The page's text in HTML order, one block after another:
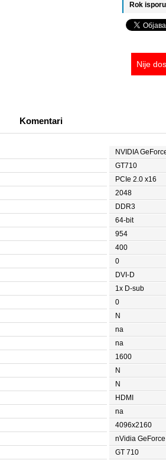
Rok
Nije
Komentari
NVIDIA
GT710
PCIe 2.0 x16
2048
DDR3
64-bit
954
400
0
DVI-D
1x D-sub
0
N
na
na
1600
N
N
HDMI
na
4096x2160
nVidia GeForce
GT 710